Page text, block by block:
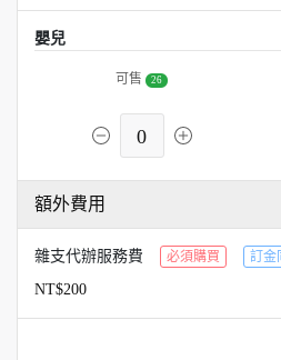
嬰兒
可售 26
0
額外費用
雜支代辦服務費 必須購買 訂金
NT$200